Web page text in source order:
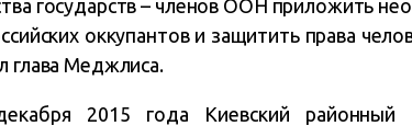
государств – членов ООН приложить
оккупантов и защитить права
глава Меджлиса.
2015 года Киевский